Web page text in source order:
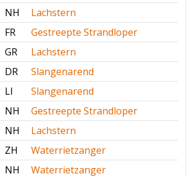
NH
Lachstern
FR
Gestreepte Strandloper
GR
Lachstern
DR
Slangenarend
LI
Slangenarend
NH
Gestreepte Strandloper
NH
Lachstern
ZH
Waterrietzanger
NH
Waterrietzanger